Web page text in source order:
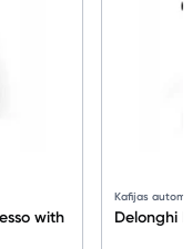
with
Kafijas
Delonghi